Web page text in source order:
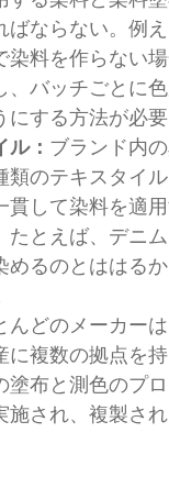
ばならない。例
染料を作らない
、バッチごとに
にする方法が必要
： ブランド内
類のテキスタイ
貫して染料を適
たとえば、デニム
めるのとははる
んどのメーカー
に複数の拠点を
塗布と測色のプ
施され、複製さ